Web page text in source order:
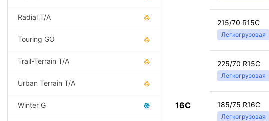
Radial T/A
Touring GO
Trail-Terrain T/A
Urban Terrain T/A
Winter G
215/70 R15C
Легкогрузовая
225/70 R15C
Легкогрузовая
16C 185/75 R16C
Легкогрузовая